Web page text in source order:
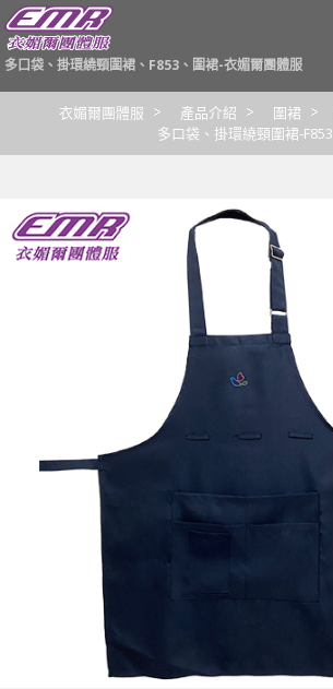
多口袋、掛環繞頸圍裙、F853、圍裙-衣媚爾團體服
衣媚爾團體服 產品介紹 圍裙
多口袋、掛環繞頸圍裙-F853